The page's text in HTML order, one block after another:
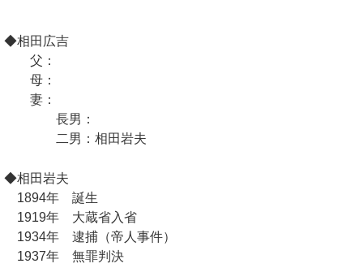
◆相田広吉
父：
母：
妻：
長男：
二男：相田岩夫
◆相田岩夫
1894年 誕生
1919年 大蔵省入省
1934年 逮捕（帝人事件）
1937年 無罪判決